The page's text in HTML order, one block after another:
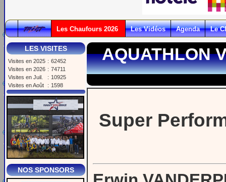
Les Chaufours 2026 Les Vidéos Agenda Le
LES VISITES
Visites en 2025 : 62452
Visites en 2026 : 74711
Visites en Juil.
: 10925
Visites en Août
: 1598
NOS SPONSORS
AQUATHLON
Super